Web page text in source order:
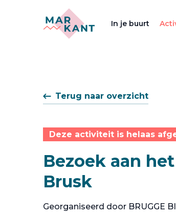
In je buurt
Terug naar overzicht
Deze activiteit is helaas
Bezoek aan
Brusk
Georganiseerd door BRUGGE